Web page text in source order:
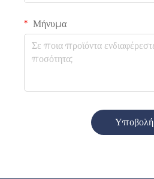
Μήνυμα
Υποβολή